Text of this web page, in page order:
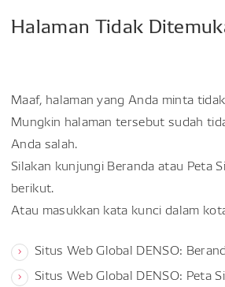
Halaman Tidak
Maaf, halaman yang Anda minta
Mungkin halaman tersebut sudah
Anda salah.
Silakan kunjungi Beranda atau Peta
berikut.
Atau masukkan kata kunci dalam
Situs Web Global DENSO:
Situs Web Global DENSO: Peta